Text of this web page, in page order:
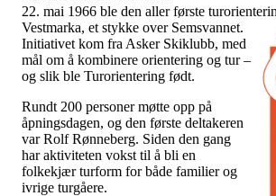
22. mai 1966 ble den aller første
Vestmarka, et stykke over Semsvannet.
Initiativet kom fra Asker Skiklubb, med
mål om å kombinere orientering og tur –
og slik ble Turorientering født.
Rundt 200 personer møtte opp på
åpningsdagen, og den første deltakeren
var Rolf Rønneberg. Siden den gang
har aktiviteten vokst til å bli en
folkekjær turform for både familier og
ivrige turgåere.